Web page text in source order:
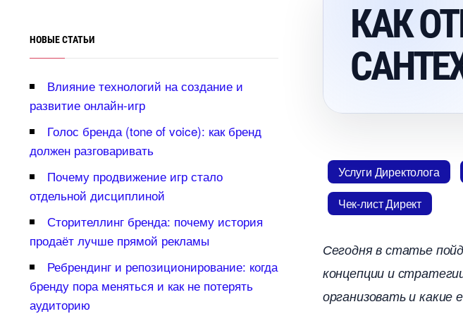
КАК
Услуги Директолога
Чек-лист Директ
Сегодня в статье
концепции и
организовать и какие
НОВЫЕ СТАТЬИ
лияние технологий на создание и
развитие онлайн-игр
Голос бренда (tone of voice): как бренд
должен разговаривать
Почему продвижение игр стало
отдельной дисциплиной
Сторителлинг бренда: почему история
продаёт лучше прямой рекламы
Ребрендинг и репозиционирование: когда
ренду пора меняться и как не потерять
аудиторию